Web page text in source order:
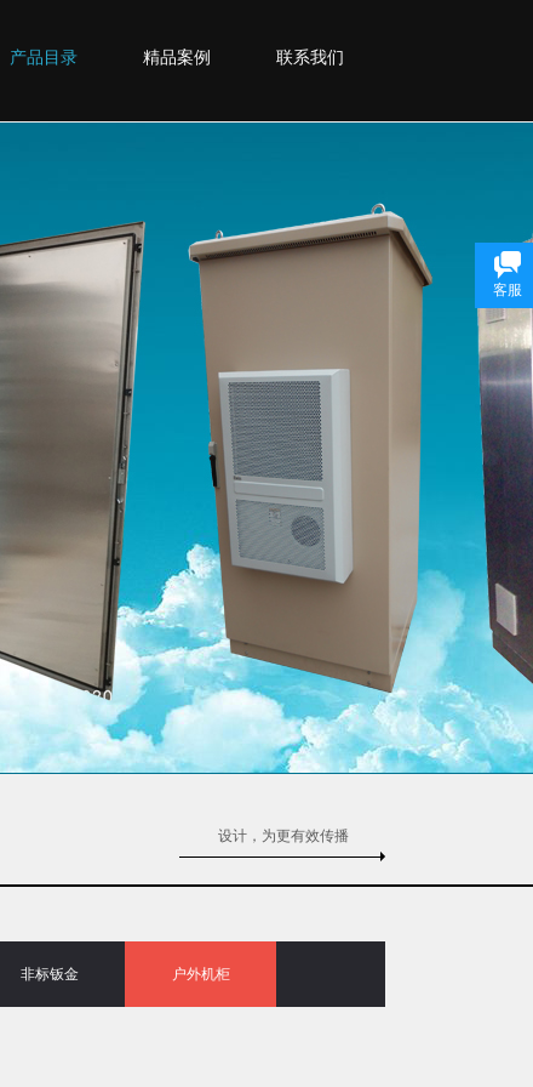
设计，为更有效传播
非标钣金 户外机柜
产品目录 精品案例 联系我们
客服